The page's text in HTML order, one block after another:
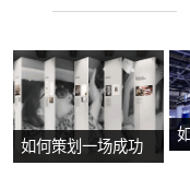
如何策划一场成功